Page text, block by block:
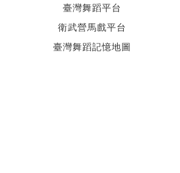
臺灣舞蹈平台
衛武營馬戲平台
臺灣舞蹈記憶地圖